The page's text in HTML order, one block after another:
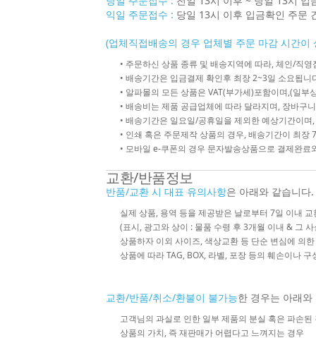
익일 주문접수 : 당일 13시 이후 입금확인 주문
(업체직접배송의 경우 업체별 주문 마감 시간이
• 주문하신 상품 종류 및 배송지역에 따라, 체인/직
• 배송기간은 입금결제 확인후 최장 2~3일 소요됩
• 알파몰의 모든 상품은 VAT(부가세)포함이며,(일
• 배송비는 제품 공급업체에 따라 달라지며, 장바구
• 배송기간은 일요일/공휴일을 제외한 예상기간이
• 인쇄 혹은 주문제작 상품의 경우, 배송기간이 최장
• 모바일 e-쿠폰의 경우 문자발송상품으로 결제완
교환/반품정보
반품/교환 시 대표 유의사항은 아래와 같습니다.
실제 상품, 용역 등을 제공받은 날로부터 7일 이내
(표시, 광고와 상이 : 물품 수령 후 3개월 이내 & 그
상품하자 이외 사이즈, 색상교환 등 단순 변심에 의
상품에 따라 TAG, BOX, 라벨, 포장 등의 훼손이나
교환/반품/취소/환불이 불가능한 경우는 아래와
고객님의 과실로 인한 일부 제품의 분실 혹은 파손된
상품의 가치, 즉 재판매가 어렵다고 느껴지는 경우